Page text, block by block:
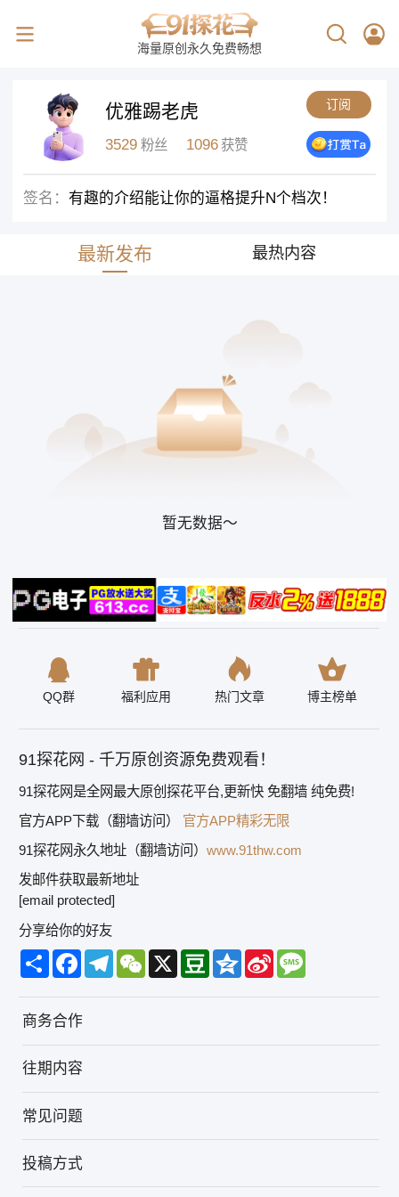
海量原创永久免费畅想
优雅踢老虎 订阅
3529 粉丝 1096 获赞
签名： 有趣的介绍能让你的逼格提升N个档次！
最新发布 最热内容
暂无数据～
QQ群 福利应用 热门文章 博主榜单
91探花网 - 千万原创资源免费观看！
91探花网是全网最大原创探花平台,更新快 免翻墙 纯免费!
官方APP下载（翻墙访问）
官方APP精彩无限
91探花网永久地址（翻墙访问） www.91thw.com
发邮件获取最新地址
[email protected]
分享给你的好友
Share FacebookTelegramWeChat
X DoubanQzoneSina
Weibo
Message
商务合作
往期内容
常见问题
投稿方式